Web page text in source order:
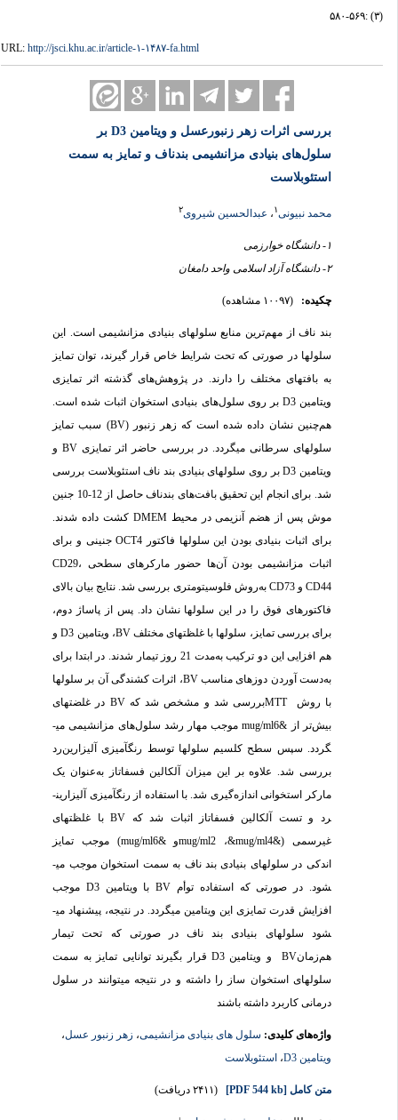
URL:http://jsci.khu.ac.ir/article-۱-۱۴۸۷-fa.html
بررسی اثرات زهر زنبورعسل و ویتامین D3 بر
سلول‌های بنیادی مزانشیمی بندناف و تمایز به سمت
استئوبلاست
محمد نبیونی ،عبدالحسین شیروی
چکیده: (۱۰۰۹۷ مشاهده)
بند ناف از مهم‌ترین منابع سلول­های بنیادی مزانشیمی است. این
سلول­ها در صورتی که تحت شرایط خاص قرار گیرند، توان تمایز
به بافت­های مختلف را دارند. در پژوهش‌های گذشته اثر تمایزی
ویتامین D3 بر روی سلول‌های بنیادی استخوان اثبات شده است.
هم‌چنین نشان داده شده است که زهر زنبور (BV) سبب تمایز
سلول­های سرطانی می­گردد. در بررسی حاضر اثر تمایزی BV و
ویتامین D3‌ بر روی سلول­های بنیادی بند ناف استئوبلاست بررسی
شد. برای انجام این تحقیق بافت‌های بند­ناف حاصل از 12-10 جنین
موش پس از هضم آنزیمی در محیط DMEM‌ کشت داده شدند.
برای اثبات بنیادی بودن این سلول­ها فاکتور OCT4 جنینی و برای
اثبات مزانشیمی بودن آن‌ها حضور مارکرهای سطحی CD29،
CD44 و CD73 به‌روش فلوسیتومتری بررسی شد. نتایج بیان بالای
فاکتور‌های فوق را در این سلول­ها نشان داد. پس از پاساژ دوم،
برای بررسی تمایز، سلول­ها با غلظت­های مختلف BV، ویتامین D3 و
هم افزایی این دو ترکیب به‌مدت 21 روز تیمار شدند. در ابتدا برای
به‌دست آوردن دوز­های مناسب BV، اثرات کشندگی آن بر سلول­ها
با روش MTT‌بررسی شد و مشخص شد که BV در غلضت­های
بیش‌تر از &mug/ml6 موجب مهار رشد سلول‌های مزانشیمی می­
گردد. سپس سطح کلسیم سلول­ها توسط رنگ­آمیزی آلیزارین‌رد
بررسی شد. علاوه بر این میزان آلکالین فسفاتاز به‌عنوان یک
مارکر استخوانی اندازه‌گیری شد. با استفاده از رنگ­آمیزی آلیزارین­
رد و تست آلکالین فسفاتاز اثبات شد که BV با غلظت­های
غیرسمی (&mug/ml2 ،&mug/ml4و &mug/ml6) موجب تمایز
اندکی در سلول­های بنیادی بند ناف به سمت استخوان موجب می­
شود. در صورتی که استفاده توأم BV با ویتامین D3 موجب
افزایش قدرت تمایزی این ویتامین می­گردد. در نتیجه، پیشنهاد می­
شود سلول­های بنیادی بند ناف در صورتی که تحت تیمار
هم‌زمانBV و ‌ویتامین D3 قرار بگیرند توانایی تمایز به سمت
سلول­های استخوان ساز را داشته و در نتیجه می­توانند در سلول
درمانی کاربرد داشته باشند
واژه‌های کلیدی:سلول های بنیادی مزانشیمی، زهر زنبور عسل،
ویتامین D3
،استئوبلاست
متن کامل[PDF 544 kb] (۲۴۱۱ دریافت)